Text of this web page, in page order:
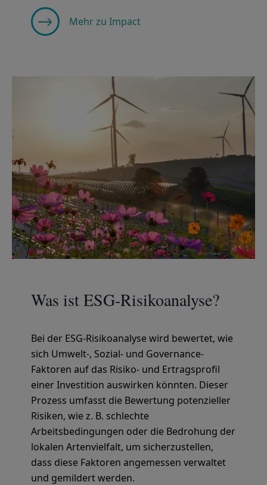
Mehr zu Impact
Was ist ESG-Risikoanalyse?
Bei der ESG-Risikoanalyse wird bewertet, wie
sich Umwelt-, Sozial- und Governance-
Faktoren auf das Risiko- und Ertragsprofil
einer Investition auswirken könnten. Dieser
Prozess umfasst die Bewertung potenzieller
Risiken, wie z. B. schlechte
Arbeitsbedingungen oder die Bedrohung der
lokalen Artenvielfalt, um sicherzustellen,
dass diese Faktoren angemessen verwaltet
und gemildert werden.